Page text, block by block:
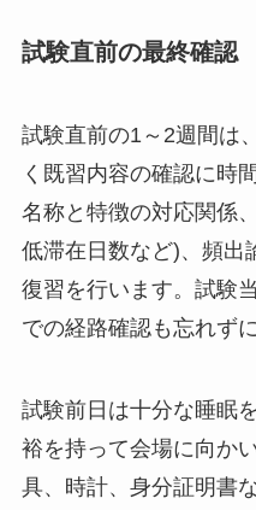
試験直前の最終確認
試験直前の1～2週間は
く既習内容の確認に時
名称と特徴の対応関係
低滞在日数など)、頻出
復習を行います。試験
での経路確認も忘れず
試験前日は十分な睡眠
裕を持って会場に向か
具、時計、身分証明書